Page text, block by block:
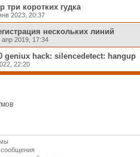
три коротких гудка
2023, 20:37
нескольких линий
апр 2019, 17:34
geniux hack: silencedetect: hangup
22:20